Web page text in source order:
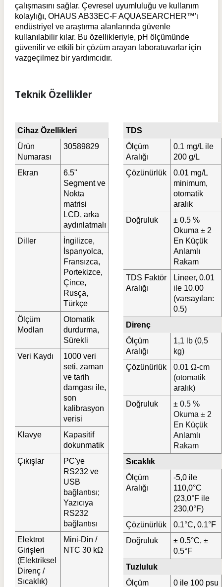
çalışmasını sağlar. Çevresel uyumluluğu ve kullanım
kolaylığı, OHAUS AB33EC-F AQUASEARCHER™’ı
endüstriyel ve araştırma alanlarında güvenle
kullanılabilir kılar. Bu özellikleriyle, pH ölçümünde
güvenilir ve etkili bir çözüm arayan laboratuvarlar için
vazgeçilmez bir yardımcıdır.
Teknik Özellikler
Cihaz Özellikleri
Ürün
Numarası
30589829
Ekran
6.5"
Segment ve
Nokta
matrisi
LCD, arka
aydınlatmalı
Diller
İngilizce,
İspanyolca,
Fransızca,
Portekizce,
Çince,
Rusça,
Türkçe
Ölçüm
Modları
Otomatik
durdurma,
Sürekli
Veri Kaydı
1000 veri
seti, zaman
ve tarih
damgası ile,
son
kalibrasyon
verisi
Klavye
Kapasitif
dokunmatik
Çıkışlar
PC'ye
RS232 ve
USB
bağlantısı;
Yazıcıya
RS232
bağlantısı
Elektrot
Girişleri
(Elektriksel
Direnç /
Sıcaklık)
Mini-Din /
NTC 30 kΩ
TDS
Ölçüm
Aralığı
0.1 mg/L ile
200 g/L
Çözünürlük
0.01 mg/L
minimum,
otomatik
aralık
Doğruluk
± 0.5 %
Okuma ± 2
En Küçük
Anlamlı
Rakam
TDS Faktör
Aralığı
Lineer, 0.01
ile 10.00
(varsayılan:
0.5)
Direnç
Ölçüm
Aralığı
1,1 lb (0,5
kg)
Çözünürlük
0.01 Ω-cm
(otomatik
aralık)
Doğruluk
± 0.5 %
Okuma ± 2
En Küçük
Anlamlı
Rakam
Sıcaklık
Ölçüm
Aralığı
-5,0 ile
110,0°C
(23,0°F ile
230,0°F)
Çözünürlük
0.1°C, 0.1°F
Doğruluk
± 0.5°C, ±
0.5°F
Tuzluluk
Ölçüm
0 ile 100 psu